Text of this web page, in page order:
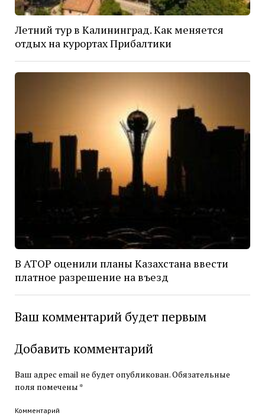
Летний тур в Калининград. Как меняется
отдых на курортах Прибалтики
В АТОР оценили планы Казахстана ввести
платное разрешение на въезд
Ваш комментарий будет первым
Добавить комментарий
Ваш адрес email не будет опубликован.Обязательные
поля помечены *
Комментарий